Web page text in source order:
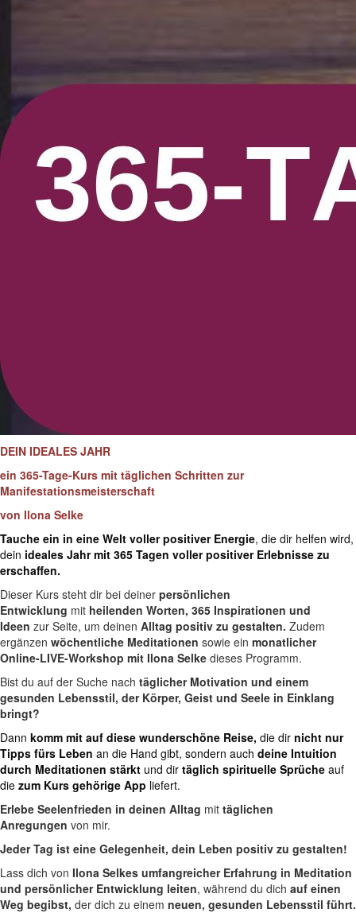
DEIN IDEALES JAHR
ein 365-Tage-Kurs mit täglichen Schritten zur
Manifestationsmeisterschaft
von Ilona Selke
Tauche ein in eine Welt voller positiver Energie, die dir helfen wird,
dein ideales Jahr mit 365 Tagen voller positiver Erlebnisse zu
erschaffen.
Dieser Kurs steht dir bei deiner persönlichen
Entwicklung mit heilenden Worten, 365 Inspirationen und
Ideen zur Seite, um deinen Alltag positiv zu gestalten. Zudem
ergänzen wöchentliche Meditationen sowie ein monatlicher
Online-LIVE-Workshop mit Ilona Selke dieses Programm.
Bist du auf der Suche nach täglicher Motivation und einem
gesunden Lebensstil, der Körper, Geist und Seele in Einklang
bringt?
Dann komm mit auf diese wunderschöne Reise, die dir nicht nur
Tipps fürs Leben an die Hand gibt, sondern auch deine Intuition
durch Meditationen stärkt und dir täglich spirituelle Sprüche auf
die zum Kurs gehörige App liefert.
Erlebe Seelenfrieden in deinen Alltag mit täglichen
Anregungen von mir.
Jeder Tag ist eine Gelegenheit, dein Leben positiv zu gestalten!
Lass dich von Ilona Selkes umfangreicher Erfahrung in Meditation
und persönlicher Entwicklung leiten, während du dich auf einen
Weg begibst, der dich zu einem neuen, gesunden Lebensstil führt.